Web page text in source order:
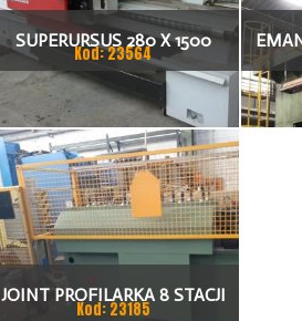
SUPERURSUS 280 X 1500
TOKARKA
Kod: 23564
JOINT PROFILARKA 8 STACJI
Kod: 23185